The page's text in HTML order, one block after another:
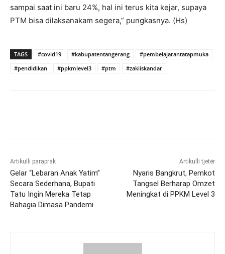
sampai saat ini baru 24%, hal ini terus kita kejar, supaya
PTM bisa dilaksanakam segera,” pungkasnya. (Hs)
TAGS #covid19 #kabupatentangerang
#pembelajarantatapmuka
#pendidikan
#ppkmlevel3 #ptm #zakiiskandar
Artikulli paraprak
Gelar “Lebaran Anak Yatim”
Secara Sederhana, Bupati
Tatu Ingin Mereka Tetap
Bahagia Dimasa Pandemi
Artikulli tjetër
Nyaris Bangkrut, Pemkot
Tangsel Berharap Omzet
Meningkat di PPKM Level 3